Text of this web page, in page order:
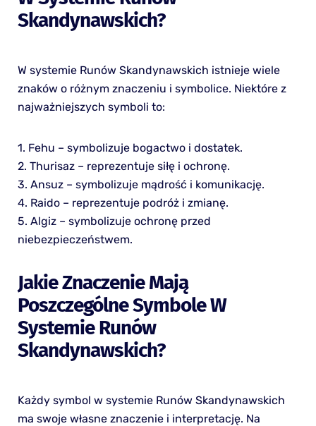
Skandynawskich?
W systemie Runów Skandynawskich istnieje wiele
znaków o różnym znaczeniu i symbolice. Niektóre z
najważniejszych symboli to:
1. Fehu – symbolizuje bogactwo i dostatek.
2. Thurisaz – reprezentuje siłę i ochronę.
3. Ansuz – symbolizuje mądrość i komunikację.
4. Raido – reprezentuje podróż i zmianę.
5. Algiz – symbolizuje ochronę przed
niebezpieczeństwem.
Jakie Znaczenie Mają
Poszczególne Symbole W
Systemie Runów
Skandynawskich?
Każdy symbol w systemie Runów Skandynawskich
ma swoje własne znaczenie i interpretację. Na